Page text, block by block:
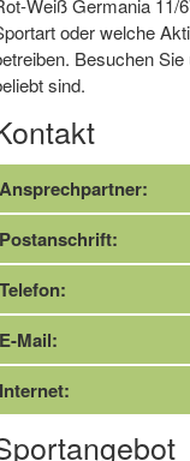
Weiß Germania 11/
oder welche
Besuchen
sind.
Ansprechpartner:
Postanschrift:
Telefon:
E-Mail:
Internet: